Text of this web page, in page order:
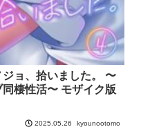
ジョ、拾いました。 〜
棲性活〜 モザイク版
2025.05.26 kyounootomo